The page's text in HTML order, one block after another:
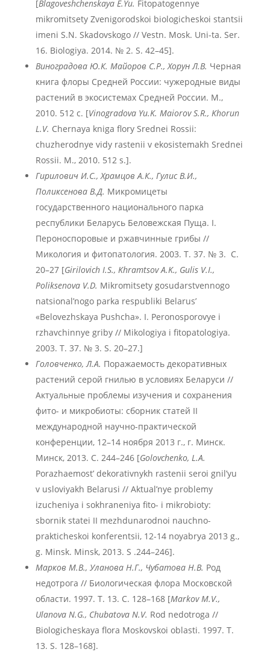
[BlagoveshchenskayaE.Yu. Fitopatogennye
mikromitsety Zvenigorodskoi biologicheskoi stantsii
imeni S.N. Skadovskogo // Vestn. Mosk. Uni-ta. Ser.
16. Biologiya. 2014. № 2. S. 42–45].
Виноградова Ю.К. Майоров С.Р., Хорун Л.В. Черная
книга флоры Средней России: чужеродные виды
растений в экосистемах Средней России. М.,
2010. 512 с. [VinogradovaYu.K. MaiorovS.R., Khorun
L.V. Chernaya kniga flory Srednei Rossii:
chuzherodnye vidy rastenii v ekosistemakh Srednei
Rossii. M., 2010. 512 s.].
Гирилович И.С., Храмцов А.К., Гулис В.И.,
Поликсенова В.Д. Микромицеты
государственного национального парка
республики Беларусь Беловежская Пуща. I.
Пероноспоровые и ржавчинные грибы //
Микология и фитопатология. 2003. Т. 37. № 3. С.
20–27 [GirilovichI.S., KhramtsovA.K., GulisV.I.,
PoliksenovaV.D. Mikromitsety gosudarstvennogo
natsional’nogo parka respubliki Belarus’
«Belovezhskaya Pushcha». I. Peronosporovye i
rzhavchinnye griby // Mikologiya i fitopatologiya.
2003. T. 37. № 3. S. 20–27.]
Головченко, Л.А. Поражаемость декоративных
растений серой гнилью в условиях Беларуси //
Актуальные проблемы изучения и сохранения
фито- и микробиоты: сборник статей II
международной научно-практической
конференции, 12–14 ноября 2013 г., г. Минск.
Минск, 2013. С. 244–246 [Golovchenko, L.A.
Porazhaemost’ dekorativnykh rastenii seroi gnil’yu
v usloviyakh Belarusi // Aktual’nye problemy
izucheniya i sokhraneniya fito- i mikrobioty:
sbornik statei II mezhdunarodnoi nauchno-
prakticheskoi konferentsii, 12-14 noyabrya 2013 g.,
g. Minsk. Minsk, 2013. S .244–246].
Марков М.В., Уланова Н.Г., Чубатова Н.В. Род
недотрога // Биологическая флора Московской
области. 1997. Т. 13. С. 128–168 [Markov M.V.,
Ulanova N.G., Chubatova N.V. Rod nedotroga //
Biologicheskaya flora Moskovskoi oblasti. 1997. T.
13. S. 128–168].